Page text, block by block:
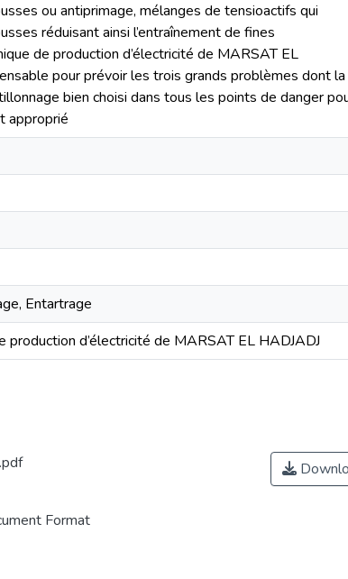
ou antiprimage, mélanges de tensioactifs qui
réduisant ainsi l’entraînement de fines
de production d’électricité de MARSAT EL
pour prévoir les trois grands problèmes dont la
bien choisi dans tous les points de danger
approprié
Entartrage
d’électricité de MARSAT EL HADJADJ
Format